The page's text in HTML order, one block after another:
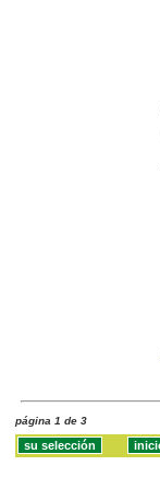
página 1 de 3